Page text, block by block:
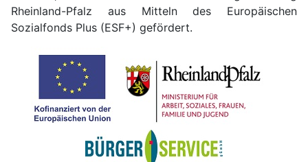
Rheinland-Pfalz aus Mitteln des Europäischen
Sozialfonds Plus (ESF+) gefördert.